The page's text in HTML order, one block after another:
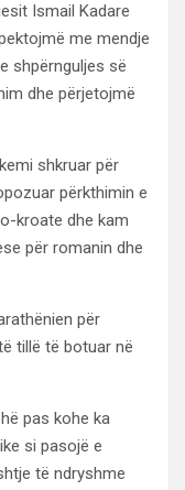
Ismail Kadare
me mendje
shpërnguljes së
dhe përjetojmë
shkruar për
përkthimin e
kroate dhe kam
për romanin dhe
për
tillë të botuar në
pas kohe ka
si pasojë e
të ndryshme